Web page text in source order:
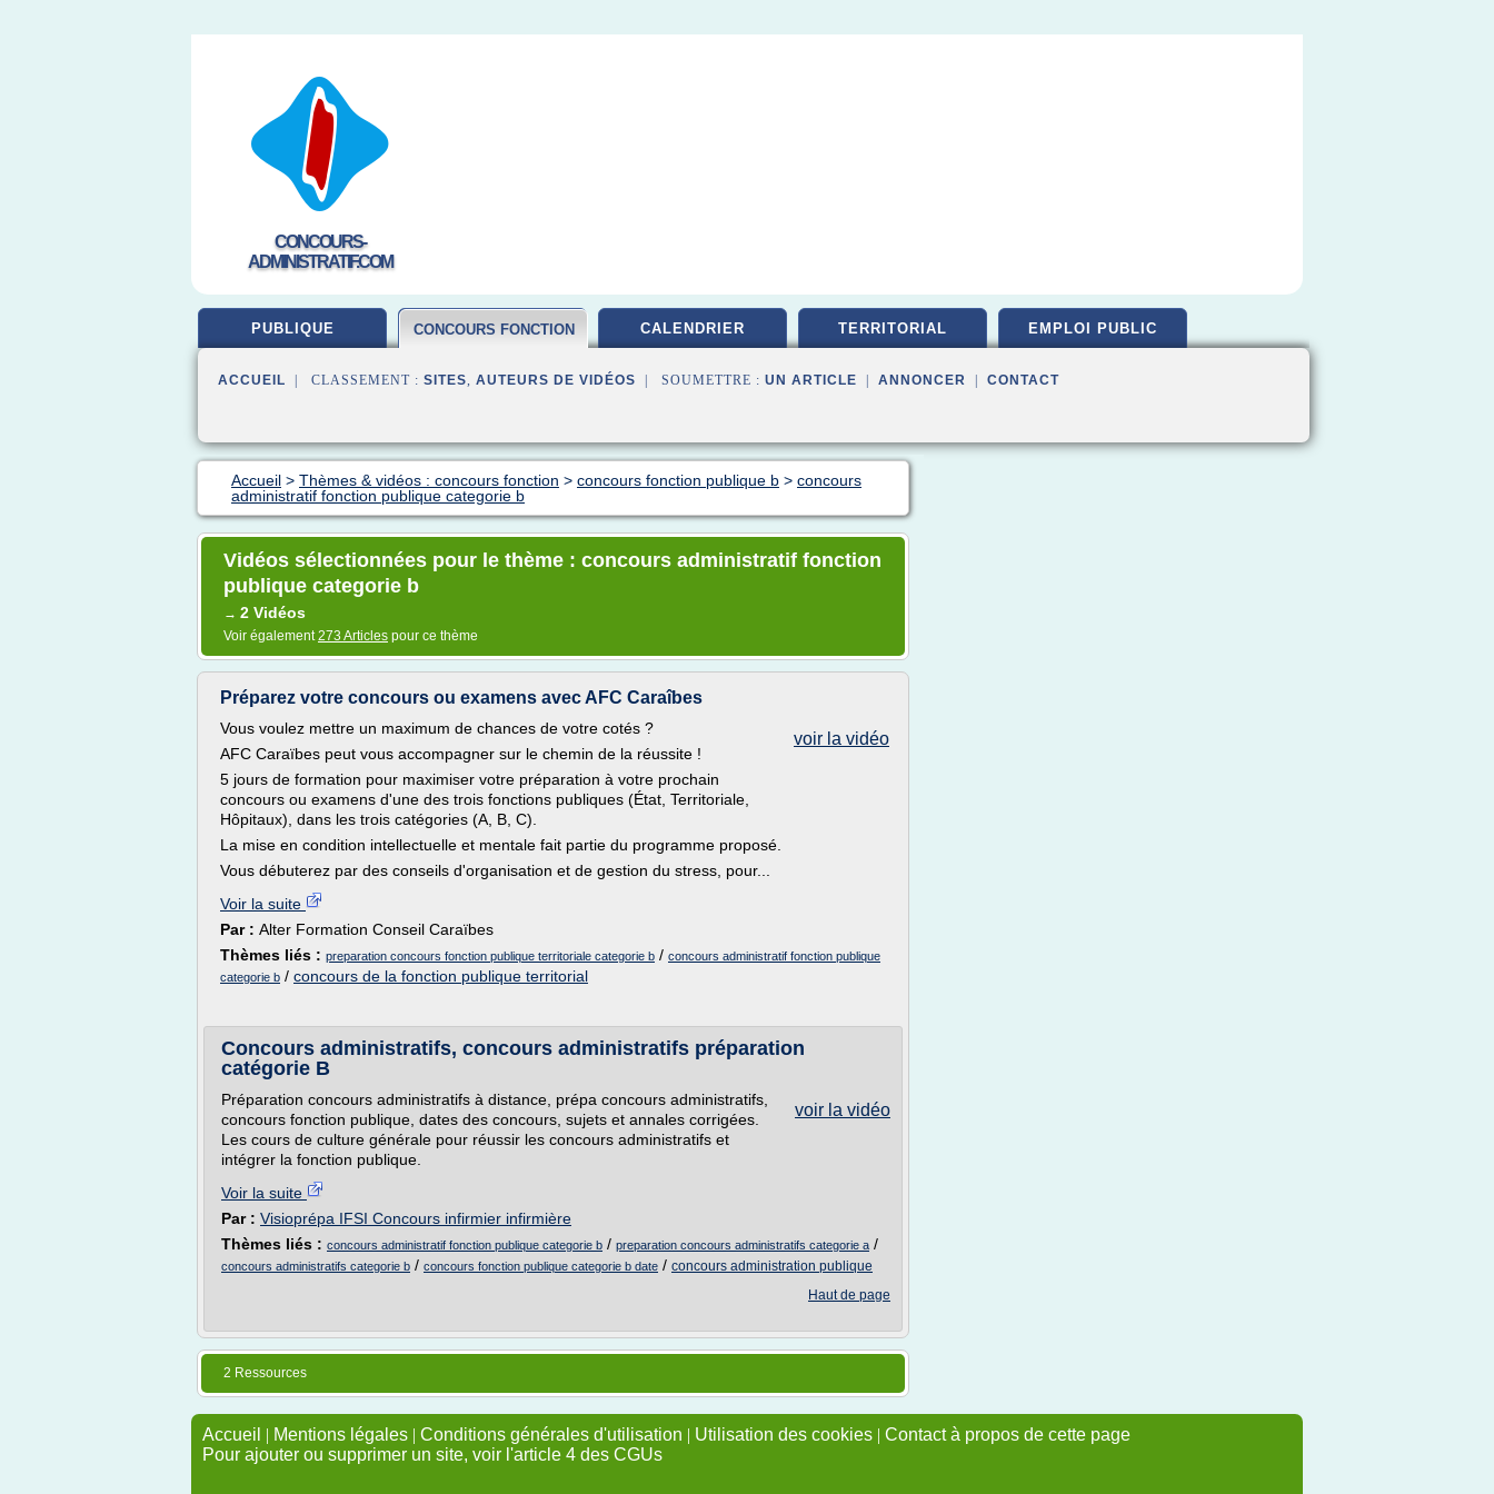
CONCOURS-
ADMINISTRATIF.COM
PUBLIQUE CONCOURS FONCTION CALENDRIER TERRITORIAL EMPLOI PUBLIC
ACCUEIL | CLASSEMENT : SITES, AUTEURS DE VIDÉOS | SOUMETTRE : UN ARTICLE ANNONCER CONTACT
Accueil > Thèmes & vidéos : concours fonction > concours fonction publique b > concours
administratif fonction publique categorie b
Vidéos sélectionnées pour le thème : concours administratif fonction
publique categorie b
→ 2 Vidéos
Voir également273 Articles pour ce thème
Préparez votre concours ou examens avec AFC Caraîbes
voir la vidéo
Vous voulez mettre un maximum de chances de votre cotés ?
AFC Caraïbes peut vous accompagner sur le chemin de la réussite !
5 jours de formation pour maximiser votre préparation à votre prochain
concours ou examens d'une des trois fonctions publiques (État, Territoriale,
Hôpitaux), dans les trois catégories (A, B, C).
La mise en condition intellectuelle et mentale fait partie du programme proposé.
Vous débuterez par des conseils d'organisation et de gestion du stress, pour...
Voir la suite
Par : Alter Formation Conseil Caraïbes
Thèmes liés : preparation concours fonction publique territoriale categorie b / concours administratif fonction publique
categorie b / concours de la fonction publique territorial
Concours administratifs, concours administratifs préparation
catégorie B
voir la vidéo
Préparation concours administratifs à distance, prépa concours administratifs,
concours fonction publique, dates des concours, sujets et annales corrigées.
Les cours de culture générale pour réussir les concours administratifs et
intégrer la fonction publique.
Voir la suite
Par : Visioprépa IFSI Concours infirmier infirmière
Thèmes liés : concours administratif fonction publique categorie b / preparation concours administratifs categorie a /
concours administratifs categorie b / concours fonction publique categorie b date / concours administration publique
Haut de page
2 Ressources
Accueil | Mentions légales | Conditions générales d'utilisation | Utilisation des cookies | Contact à propos de cette page
Pour ajouter ou supprimer un site, voir l'article 4 des CGUs